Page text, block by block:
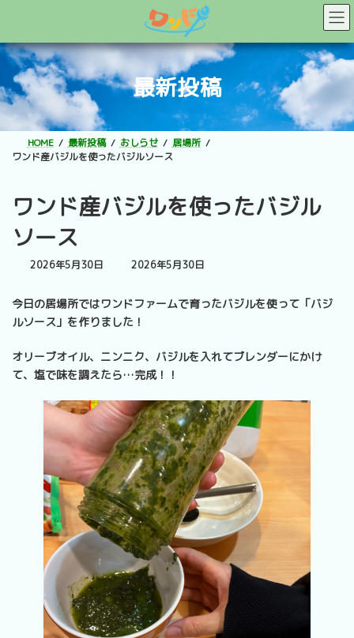
ン
へ
ス
キ
ッ
ー
ョ
ン
に
移
最新投稿
HOME 最新投稿 おしらせ
居場所
ワンド産バジルを使ったバジルソース
ワンド産バジルを使ったバジル
ソース
2026年5月30日
最
新
日
:
2026年5月30日
今日の居場所ではワンドファームで育ったバジルを使って「バジ
ルソース」を作りました！
オリーブオイル、ニンニク、バジルを入れてブレンダーにかけ
て、塩で味を調えたら…完成！！